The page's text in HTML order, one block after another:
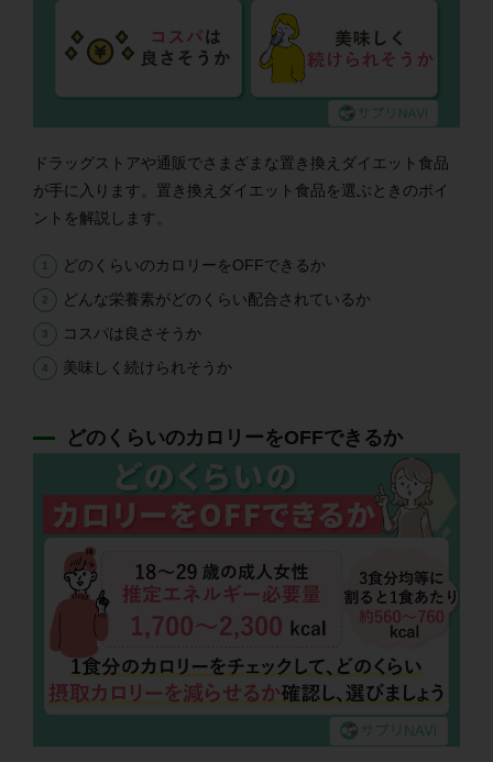
ドラッグストアや通販でさまざまな置き換えダイエット食品
が手に入ります。置き換えダイエット食品を選ぶときのポイ
ントを解説します。
どのくらいのカロリーをOFFできるか
どんな栄養素がどのくらい配合されているか
コスパは良さそうか
美味しく続けられそうか
どのくらいのカロリーをOFFできるか